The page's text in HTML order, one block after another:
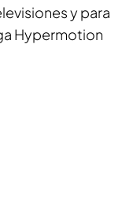
y para
Hypermotion